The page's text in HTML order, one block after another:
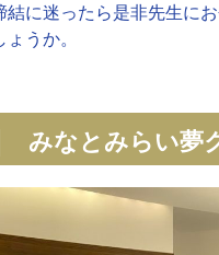
結に迷ったら是非先生に
ょうか。
みなとみらい夢